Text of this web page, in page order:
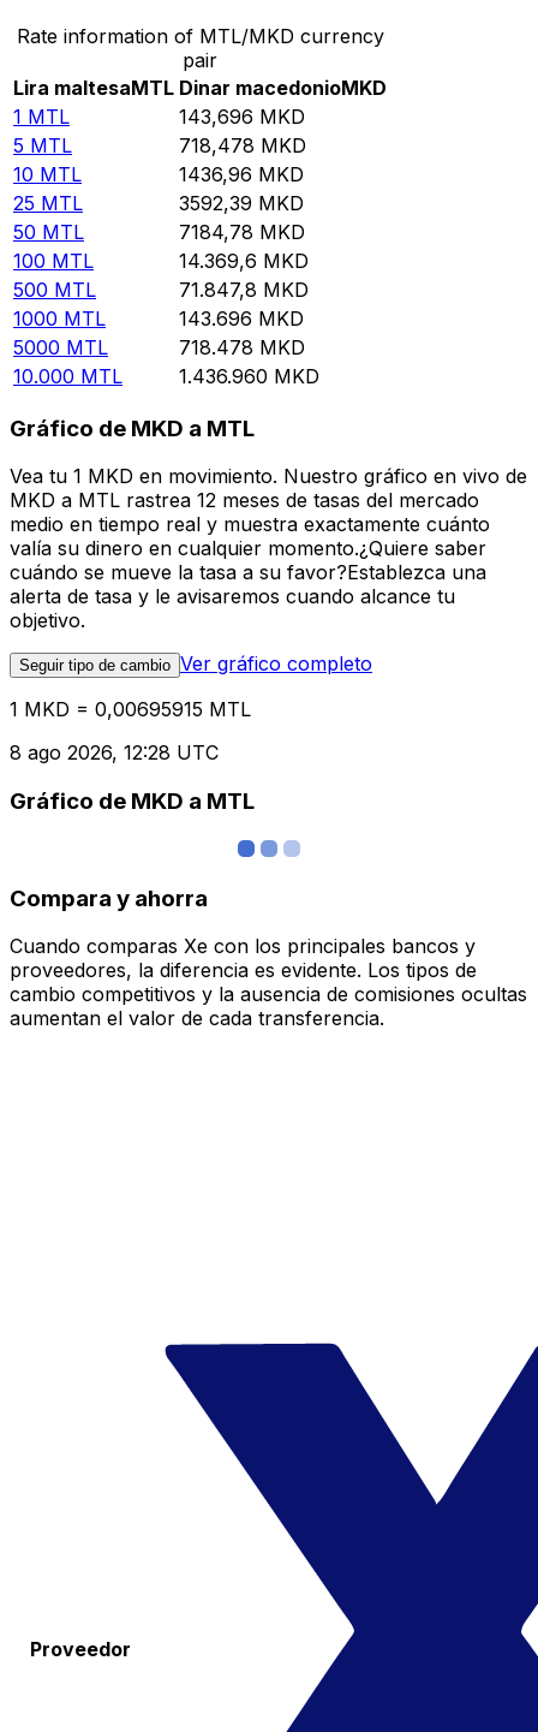
Rate information of MTL/MKD currency
pair
Lira maltesaMTL Dinar macedonioMKD
1 MTL 143,696 MKD
5 MTL 718,478 MKD
10 MTL 1436,96 MKD
25 MTL 3592,39 MKD
50 MTL 7184,78 MKD
100 MTL 14.369,6 MKD
500 MTL 71.847,8 MKD
1000 MTL 143.696 MKD
5000 MTL 718.478 MKD
10.000 MTL 1.436.960 MKD
Gráfico de MKD a MTL
Vea tu 1 MKD en movimiento. Nuestro gráfico en vivo de
MKD a MTL rastrea 12 meses de tasas del mercado
medio en tiempo real y muestra exactamente cuánto
valía su dinero en cualquier momento.¿Quiere saber
cuándo se mueve la tasa a su favor?Establezca una
alerta de tasa y le avisaremos cuando alcance tu
objetivo.
Seguir tipo de cambio Ver gráfico completo
1 MKD = 0,00695915 MTL
8 ago 2026, 12:28 UTC
Gráfico de MKD a MTL
Compara y ahorra
Cuando comparas Xe con los principales bancos y
proveedores, la diferencia es evidente. Los tipos de
cambio competitivos y la ausencia de comisiones ocultas
aumentan el valor de cada transferencia.
Proveedor